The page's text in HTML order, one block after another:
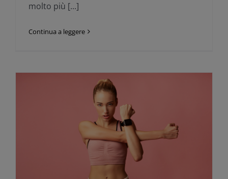
molto più [...]
Continua a leggere